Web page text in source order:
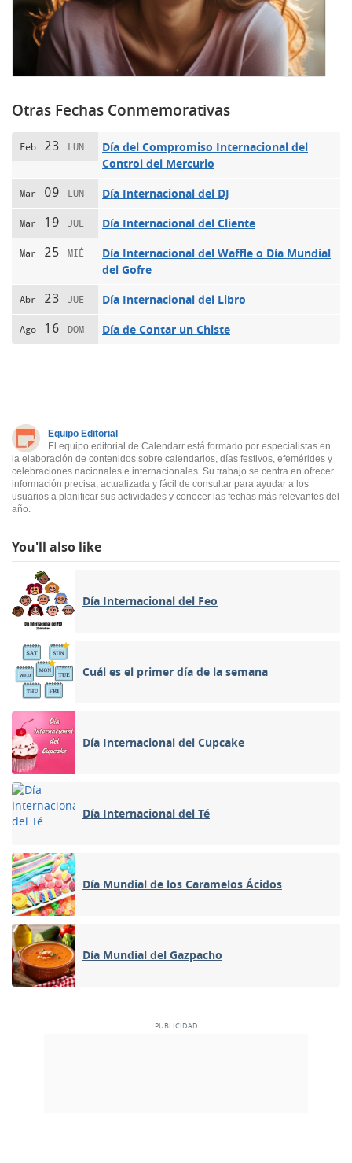
Otras Fechas Conmemorativas
Feb 23 LUN
Día del Compromiso Internacional del
Control del Mercurio
Mar 09 LUN Día Internacional del DJ
Mar 19 JUE Día Internacional del Cliente
Mar 25 MIÉ
Día Internacional del Waffle o Día Mundial
del Gofre
Abr 23 JUE Día Internacional del Libro
Ago 16 DOM Día de Contar un Chiste
Equipo Editorial
El equipo editorial de Calendarr está formado por especialistas en
la elaboración de contenidos sobre calendarios, días festivos, efemérides y
celebraciones nacionales e internacionales. Su trabajo se centra en ofrecer
información precisa, actualizada y fácil de consultar para ayudar a los
usuarios a planificar sus actividades y conocer las fechas más relevantes del
año.
You'll also like
Día Internacional del Feo
Cuál es el primer día de la semana
Día Internacional del Cupcake
Día Internacional del Té
Día Mundial de los Caramelos Ácidos
Día Mundial del Gazpacho